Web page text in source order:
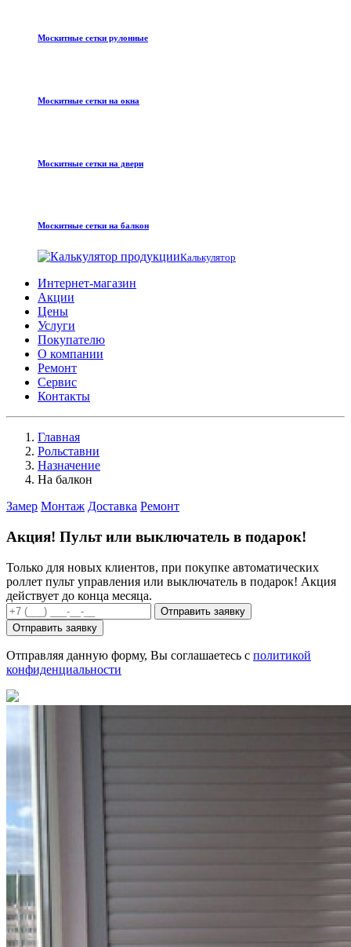
Москитные сетки рулонные
Москитные сетки на окна
Москитные сетки на двери
Москитные сетки на балкон
Калькулятор
Интернет-магазин
Акции
Цены
Услуги
Покупателю
О компании
Ремонт
Сервис
Контакты
Главная
Рольставни
Назначение
На балкон
Замер Монтаж Доставка Ремонт
Акция! Пультили выключатель в подарок!
Только для новых клиентов, при покупке автоматических
роллет пульт управления или выключатель в подарок! Акция
действует до конца месяца.
Отправить заявку
Отправить заявку
Отправляя данную форму, Вы соглашаетесь с политикой
конфиденциальности